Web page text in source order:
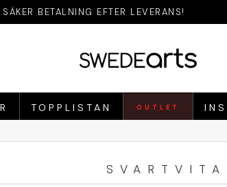
SÄKER BETALNING EFTER LEVERANS!
TOPPLISTAN OUTLET